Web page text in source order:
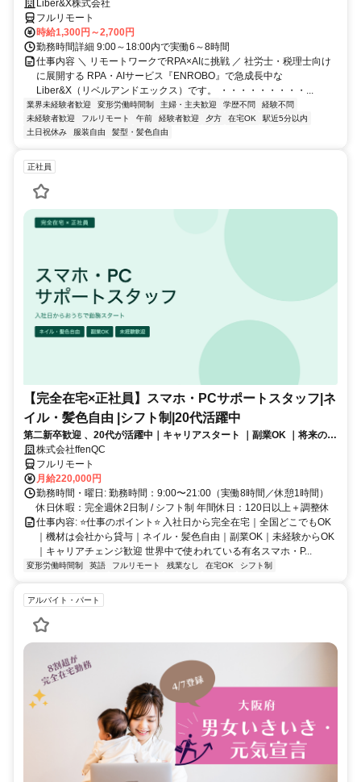
Liber&X株式会社
フルリモート
時給1,300円～2,700円
勤務時間詳細 9:00～18:00内で実働6～8時間
仕事内容 ＼ リモートワークでRPA×AIに挑戦 ／ 社労士・税理士向け
に展開する RPA・AIサービス『ENROBO』で急成長中な
Liber&X（リベルアンドエックス）です。 ・・・・・・・・・...
業界未経験者歓迎 変形労働時間制 主婦・主夫歓迎 学歴不問
経験不問
未経験者歓迎
フルリモート 午前 経験者歓迎 夕方 在宅OK
駅近5分以内
土日祝休み
服装自由 髪型・髪色自由
正社員
【完全在宅×正社員】スマホ・PCサポートスタッフ|ネ
イル・髪色自由 |シフト制|20代活躍中
第二新卒歓迎 、20代が活躍中｜キャリアスタート ｜副業OK ｜将来のキ
ャリアパスあり（長期キャリアを推奨しています）
株式会社ffenQC
フルリモート
月給220,000円
勤務時間・曜日: 勤務時間：9:00〜21:00（実働8時間／休憩1時間）
休日休暇：完全週休2日制 / シフト制 年間休日：120日以上＋調整休
仕事内容: ⭐️仕事のポイント⭐️ 入社日から完全在宅｜全国どこでもOK
｜機材は会社から貸与｜ネイル・髪色自由｜副業OK｜未経験からOK
｜キャリアチェンジ歓迎 世界中で使われている有名スマホ・P...
変形労働時間制 英語 フルリモート 残業なし 在宅OK シフト制
アルバイト・パート